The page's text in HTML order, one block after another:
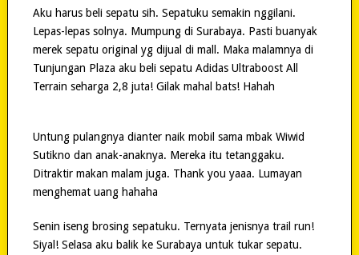
Aku harus beli sepatu sih. Sepatuku semakin nggilani.
Lepas-lepas solnya. Mumpung di Surabaya. Pasti buanyak
merek sepatu original yg dijual di mall. Maka malamnya di
Tunjungan Plaza aku beli sepatu Adidas Ultraboost All
Terrain seharga 2,8 juta! Gilak mahal bats! Hahah
Untung pulangnya dianter naik mobil sama mbak Wiwid
Sutikno dan anak-anaknya. Mereka itu tetanggaku.
Ditraktir makan malam juga. Thank you yaaa. Lumayan
menghemat uang hahaha
Senin iseng brosing sepatuku. Ternyata jenisnya trail run!
Siyal! Selasa aku balik ke Surabaya untuk tukar sepatu.